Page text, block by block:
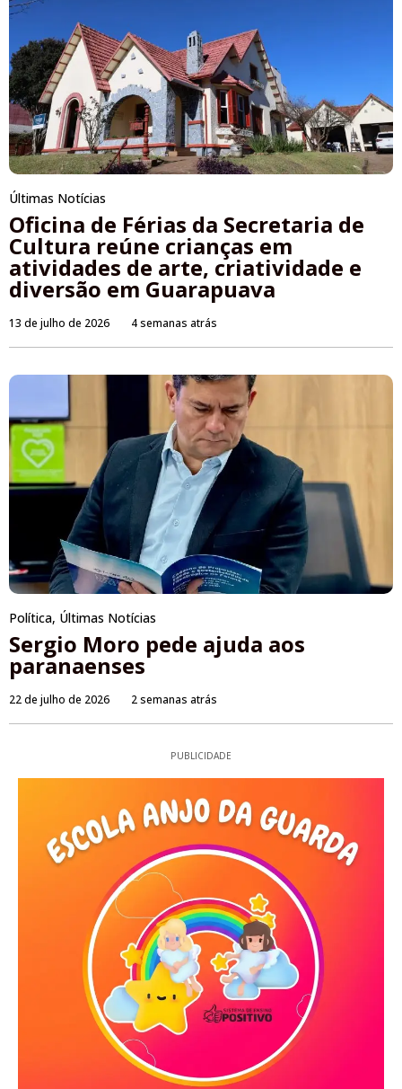
Últimas Notícias
Oficina de Férias da Secretaria de
Cultura reúne crianças em
atividades de arte, criatividade e
diversão em Guarapuava
13 de julho de 2026 4 semanas atrás
Política, Últimas Notícias
Sergio Moro pede ajuda aos
paranaenses
22 de julho de 2026 2 semanas atrás
PUBLICIDADE